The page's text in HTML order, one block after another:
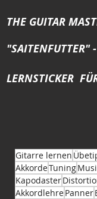
THE GUITAR
"SAITENFUTTER"
LERNSTICKER
Gitarre lernen
AkkordeTuning
Kapodaster
AkkordlehrePanner